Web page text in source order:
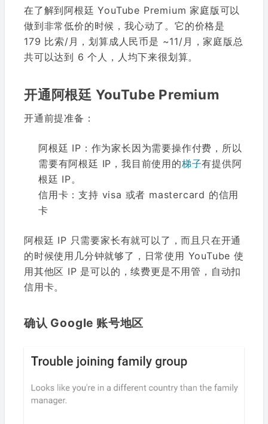
在了解到阿根廷 YouTube Premium 家庭版可以
做到非常低价的时候，我心动了。它的价格是
179 比索/月，划算成人民币是 ~11/月，家庭版总
共可以达到 6 个人，人均下来很划算。
开通阿根廷 YouTube Premium
开通前提准备：
阿根廷 IP：作为家长因为需要操作付费，所以
需要有阿根廷 IP，我目前使用的梯子有提供阿
根廷 IP。
信用卡：支持 visa 或者 mastercard 的信用
卡
阿根廷 IP 只需要家长有就可以了，而且只在开通
的时候使用几分钟就够了，日常使用 YouTube 使
用其他区 IP 是可以的，续费更是不用管，自动扣
信用卡。
确认 Google 账号地区